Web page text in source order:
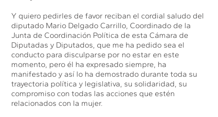
Y quiero pedirles de favor reciban el cordial saludo del
diputado Mario Delgado Carrillo, Coordinado de la
Junta de Coordinación Política de esta Cámara de
Diputadas y Diputados, que me ha pedido sea el
conducto para disculparse por no estar en este
momento, pero él ha expresado siempre, ha
manifestado y así lo ha demostrado durante toda su
trayectoria política y legislativa, su solidaridad, su
compromiso con todas las acciones que estén
relacionados con la mujer.